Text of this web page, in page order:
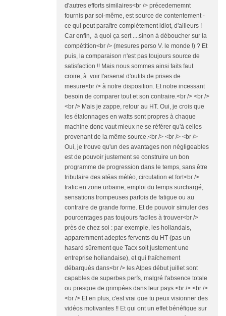
d'autres efforts similaires<br /> précedememnt
fournis par soi-même, est source de contentement -
ce qui peut paraître complètement idiot, d'ailleurs !
Car enfin, à quoi ça sert ....sinon à déboucher sur la
compétition<br /> (mesures perso V. le monde !) ? Et
puis, la comparaison n'est pas toujours source de
satisfaction !! Mais nous sommes ainsi faits faut
croire, à voir l'arsenal d'outils de prises de
mesure<br /> à notre disposition. Et notre incessant
besoin de comparer tout et son contraire.<br /> <br />
<br /> Mais je zappe, retour au HT. Oui, je crois que
les étalonnages en watts sont propres à chaque
machine donc vaut mieux ne se référer qu'à celles
provenant de la même source.<br /> <br /> <br />
Oui, je trouve qu'un des avantages non négligeables
est de pouvoir justement se construire un bon
programme de progression dans le temps, sans être
tributaire des aléas météo, circulation et fort<br />
trafic en zone urbaine, emploi du temps surchargé,
sensations trompeuses parfois de fatigue ou au
contraire de grande forme. Et de pouvoir simuler des
pourcentages pas toujours faciles à trouver<br />
près de chez soi : par exemple, les hollandais,
apparemment adeptes fervents du HT (pas un
hasard sûrement que Tacx soit justement une
entreprise hollandaise), et qui fraîchement
débarqués dans<br /> les Alpes début juillet sont
capables de superbes perfs, malgré l'absence totale
ou presque de grimpées dans leur pays.<br /> <br />
<br /> Et en plus, c'est vrai que tu peux visionner des
vidéos motivantes !! Et qui ont un effet bénéfique sur